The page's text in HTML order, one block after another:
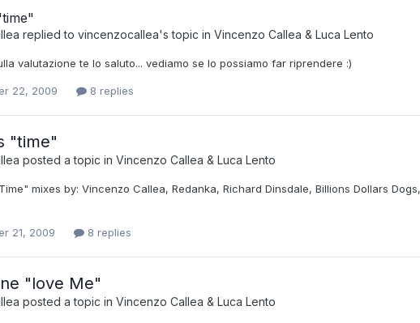
replied to vincenzocallea's topic in Vincenzo Callea & Luca Lento
valutazione te lo saluto... vediamo se lo possiamo far riprendere :)
22, 2009 8 replies
"time"
posted a topic in Vincenzo Callea & Luca Lento
mixes by: Vincenzo Callea, Redanka, Richard Dinsdale, Billions Dollars
21, 2009 8 replies
"love Me"
posted a topic in Vincenzo Callea & Luca Lento